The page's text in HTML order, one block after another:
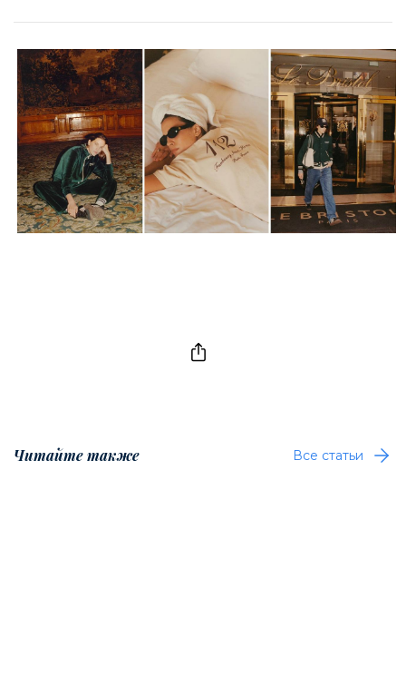
Читайте также Все статьи